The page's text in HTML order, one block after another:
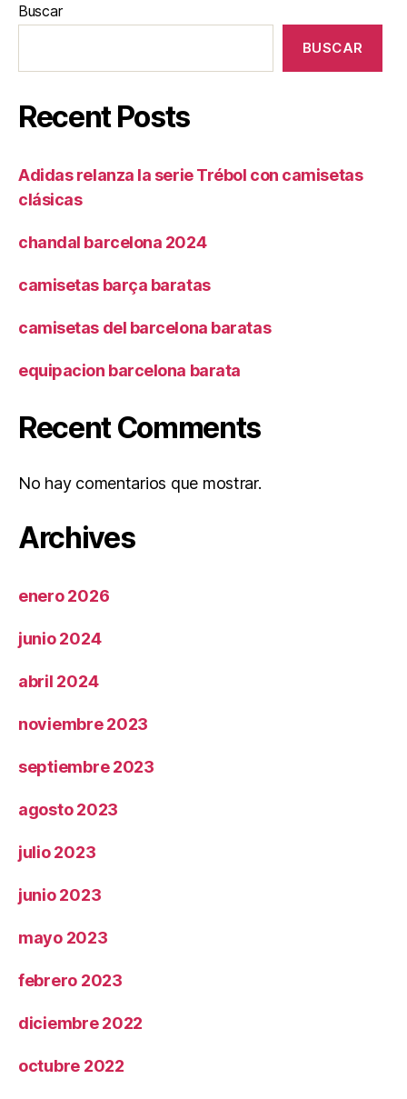
Buscar
BUSCAR
Recent Posts
Adidas relanza la serie Trébol con camisetas
clásicas
chandal barcelona 2024
camisetas barça baratas
camisetas del barcelona baratas
equipacion barcelona barata
Recent Comments
No hay comentarios que mostrar.
Archives
enero 2026
junio 2024
abril 2024
noviembre 2023
septiembre 2023
agosto 2023
julio 2023
junio 2023
mayo 2023
febrero 2023
diciembre 2022
octubre 2022